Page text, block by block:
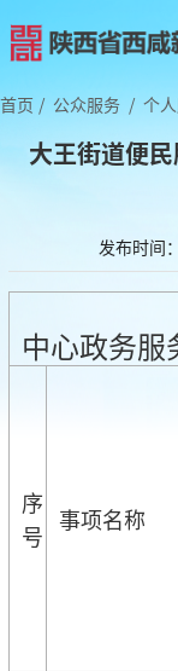
首页 / 公众服务 / 个
大王街道便
发布时间
中心政务服
序
号
事项名称